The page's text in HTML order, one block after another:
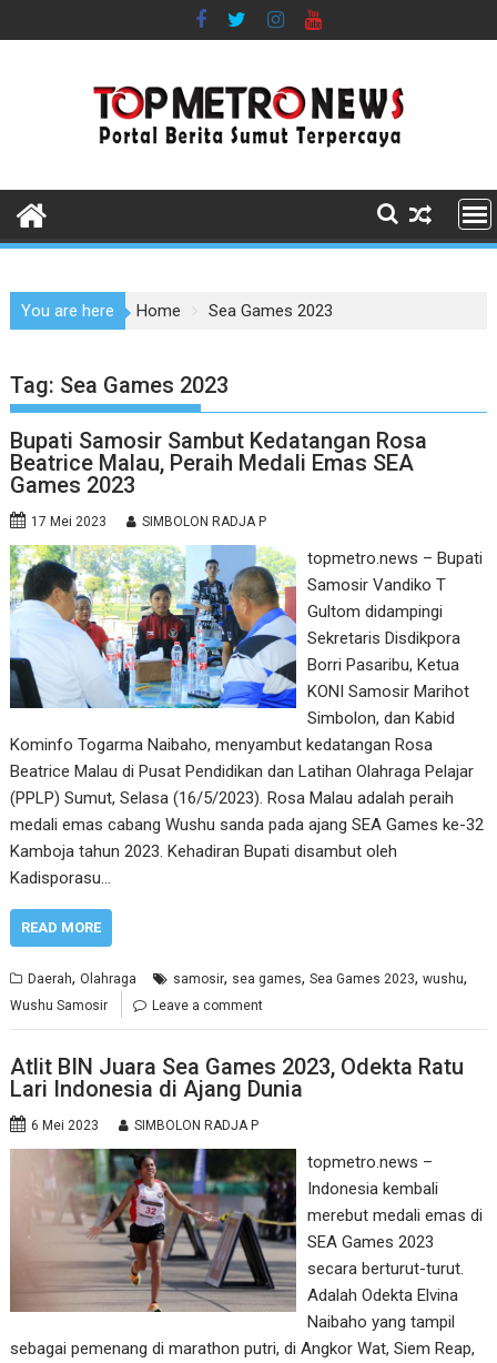
to
You are here Home Sea Games 2023
Tag: Sea Games 2023
Bupati Samosir Sambut Kedatangan Rosa
Beatrice Malau, Peraih Medali Emas SEA
Games 2023
17 Mei 2023 SIMBOLON RADJA P
topmetro.news – Bupati
Samosir Vandiko T
Gultom didampingi
Sekretaris Disdikpora
Borri Pasaribu, Ketua
KONI Samosir Marihot
Simbolon, dan Kabid
Kominfo Togarma Naibaho, menyambut kedatangan Rosa
Beatrice Malau di Pusat Pendidikan dan Latihan Olahraga Pelajar
(PPLP) Sumut, Selasa (16/5/2023). Rosa Malau adalah peraih
medali emas cabang Wushu sanda pada ajang SEA Games ke-32
Kamboja tahun 2023. Kehadiran Bupati disambut oleh
Kadisporasu…
READ MORE
Daerah,Olahraga samosir, sea games,Sea Games 2023,wushu,
Wushu Samosir Leave a comment
Atlit BIN Juara Sea Games 2023, Odekta Ratu
Lari Indonesia di Ajang Dunia
6 Mei 2023 SIMBOLON RADJA P
topmetro.news –
Indonesia kembali
merebut medali emas di
SEA Games 2023
secara berturut-turut.
Adalah Odekta Elvina
Naibaho yang tampil
sebagai pemenang di marathon putri, di Angkor Wat, Siem Reap,